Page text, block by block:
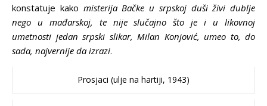
konstatuje kako misterija Bačke u srpskoj duši živi dublje
nego u mađarskoj, te nije slučajno što je i u likovnoj
umetnosti jedan srpski slikar, Milan Konjović, umeo to, do
sada, najvernije da izrazi.
Prosjaci (ulje na hartiji, 1943)